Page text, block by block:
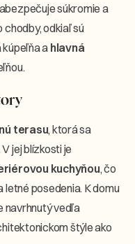
súkromie a
chodby, odkiaľ sú
kúpeľňa a hlavná
terasu, ktorá sa
jej blízkosti je
kuchyňou, čo
posedenia. K domu
navrhnutý vedľa
štýle ako